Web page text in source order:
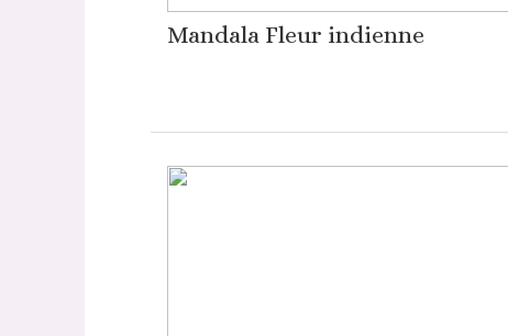
Mandala Fleur indienne